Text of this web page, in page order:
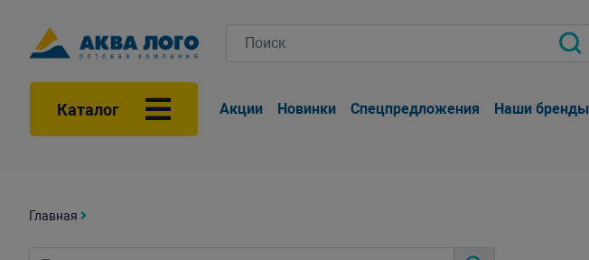
Каталог Акции Новинки Спецпредложения Наши бренды
Главная